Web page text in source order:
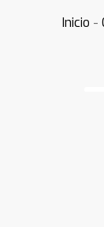
Inicio -